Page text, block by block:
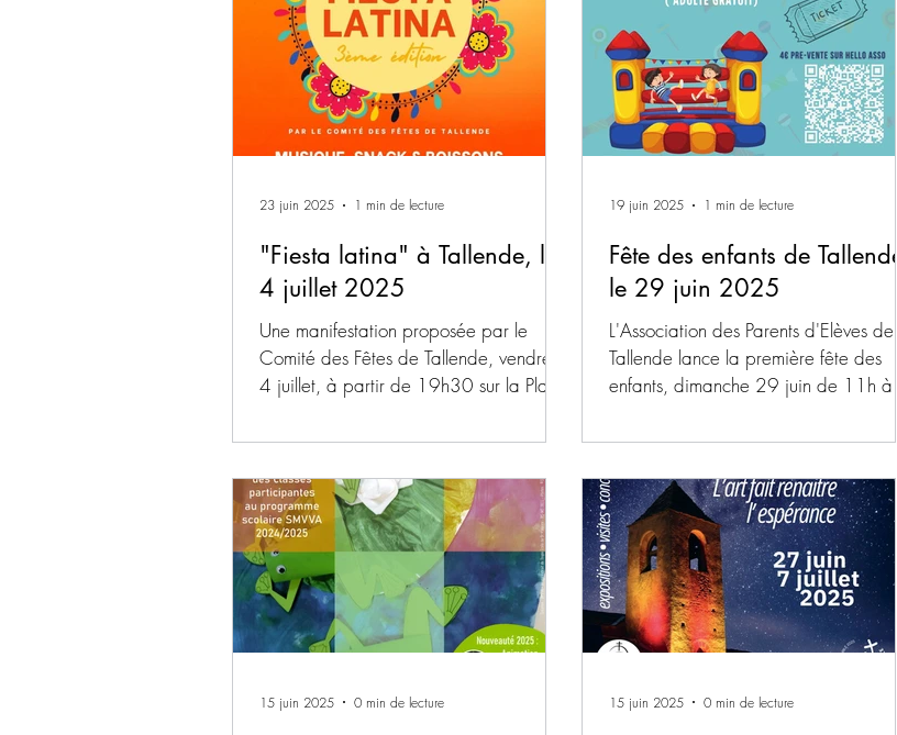
"Fiesta latina" à Tallende, le
4 juillet 2025
Une manifestation proposée par le
Comité des Fêtes de Tallende, vendredi
4 juillet, à partir de 19h30 sur la Place
23 juin 2025 1 min de lecture
Fête des enfants de Tallende,
le 29 juin 2025
L'Association des Parents d'Elèves de
Tallende lance la première fête des
enfants, dimanche 29 juin de 11h à
19 juin 2025 1 min de lecture
15 juin 2025 0 min de lecture 15 juin 2025 0 min de lecture